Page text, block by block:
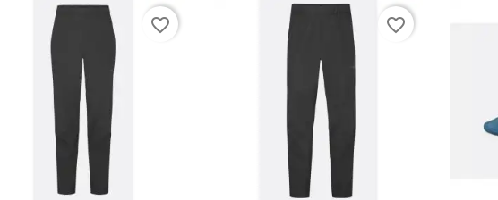
favorite_border favorite_border